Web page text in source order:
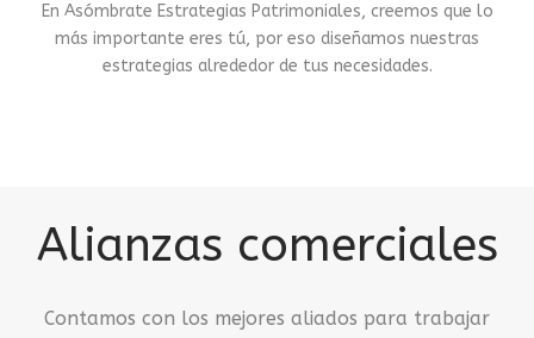
En Asómbrate Estrategias Patrimoniales, creemos que lo
más importante eres tú, por eso diseñamos nuestras
estrategias alrededor de tus necesidades.
Alianzas comerciales
Contamos con los mejores aliados para trabajar